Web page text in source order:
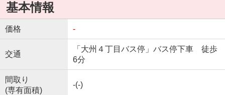
基本情報
価格 -
交通
「大州４丁目バス停」バス停下車 徒歩
6分
間取り
(専有面積)
-(-)